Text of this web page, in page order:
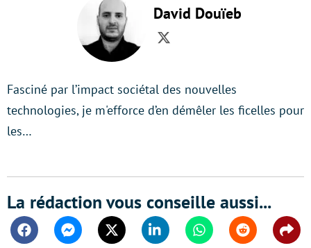
David Douïeb
Twitter
Fasciné par l’impact sociétal des nouvelles
technologies, je m'efforce d’en démêler les ficelles pour
les…
La rédaction vous conseille aussi...
FacebookMessengerTwitter Linkedin WhatsappReddit